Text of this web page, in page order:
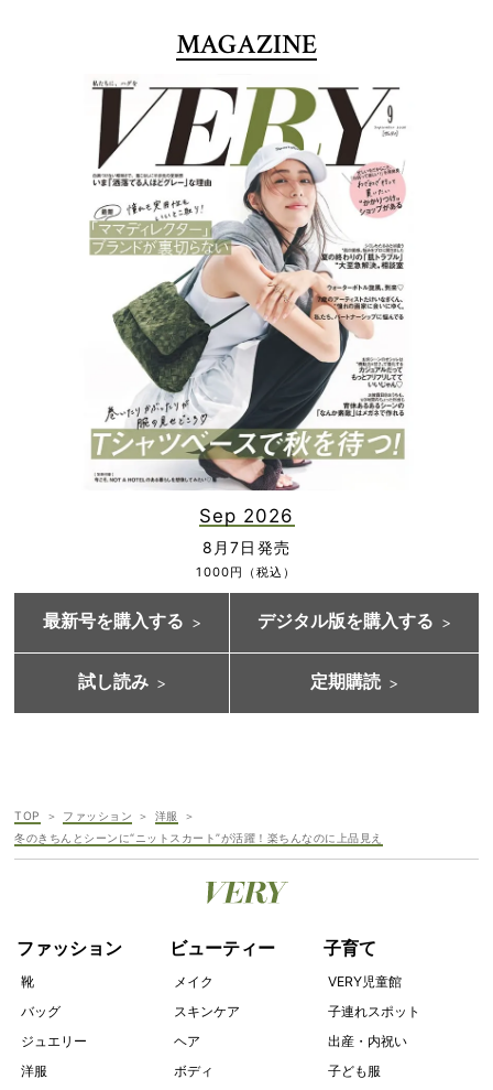
MAGAZINE
Sep 2026
8月7日発売
1000円（税込）
最新号を購入する デジタル版を購入する
試し読み 定期購読
TOP ファッション
洋服
冬のきちんとシーンに“ニットスカート”が活躍！楽ちんなのに上品見え
ファッション
靴
バッグ
ジュエリー
洋服
ビューティー
メイク
スキンケア
ヘア
ボディ
子育て
VERY児童館
子連れスポット
出産・内祝い
子ども服